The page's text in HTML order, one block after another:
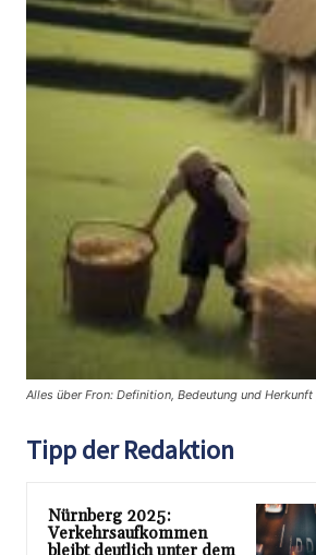
Alles über Fron: Definition, Bedeutung und
Tipp der Redaktion
Nürnberg 2025:
Verkehrsaufkommen